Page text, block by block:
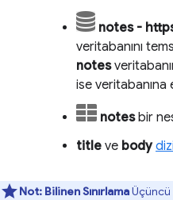
notes -
veritabanını
notes
ise veritabanına
notesbir
title ve body
Not: Bilinen Sınırlama